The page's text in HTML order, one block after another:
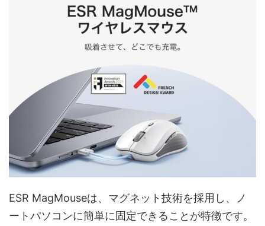
ESR MagMouseは、マグネット技術を採用し、ノ
ートパソコンに簡単に固定できることが特徴です。